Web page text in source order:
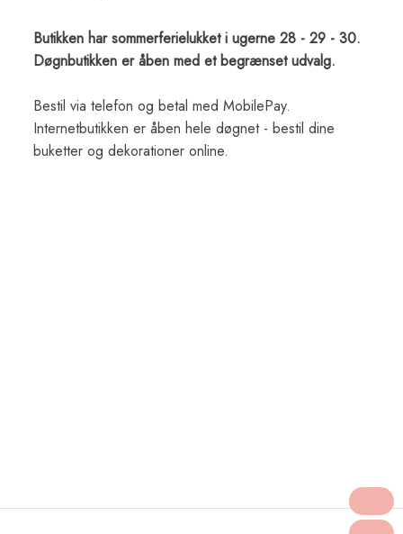
Butikken har sommerferielukket i ugerne 28 - 29 - 30.
Døgnbutikken er åben med et begrænset udvalg.
Bestil via telefon og betal med MobilePay.
Internetbutikken er åben hele døgnet - bestil dine
buketter og dekorationer online​.